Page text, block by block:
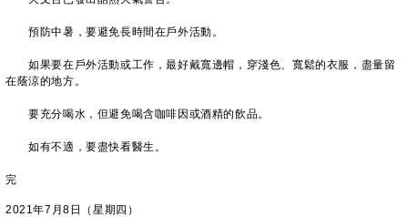
預防中暑，要避免長時間在戶外活動。
如果要在戶外活動或工作，最好戴寬邊帽，穿淺色、寬鬆的衣服，盡量留
在蔭涼的地方。
要充分喝水，但避免喝含咖啡因或酒精的飲品。
如有不適，要盡快看醫生。
完
2021年7月8日（星期四）